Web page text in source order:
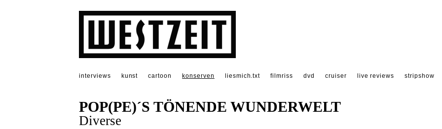
interviews kunst cartoon konserven liesmich.txt filmriss dvd cruiser live reviews stripshow
POP(PE)´S TÖNENDE WUNDERWELT
Diverse